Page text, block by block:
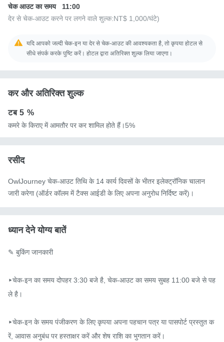
चेक आउट का समय
11:00
देर से चेक-आउट करने पर लगने वाले शुल्क:NT$ 1,000/घंटे)
यदि आपको जल्दी चेक-इन या देर से चेक-आउट की आवश्यकता है, तो कृपया होटल से
सीधे संपर्क करके पुष्टि करें। होटल द्वारा अतिरिक्त शुल्क लिया जाएगा।
कर और अतिरिक्त शुल्क
टब5 %
कमरे के किराए में आमतौर पर कर शामिल होते हैं।5%
रसीद
OwlJourney चेक-आउट तिथि के 14 कार्य दिवसों के भीतर इलेक्ट्रॉनिक चालान
जारी करेगा (ऑर्डर कॉलम में टैक्स आईडी के लिए अपना अनुरोध निर्दिष्ट करें)।
ध्यान देने योग्य बातें
✎ बुकिंग जानकारी
▸चेक-इन का समय दोपहर 3:30 बजे है, चेक-आउट का समय सुबह 11:00 बजे से पह
ले है।
▸चेक-इन के समय पंजीकरण के लिए कृपया अपना पहचान पत्र या पासपोर्ट प्रस्तुत क
रें, आवास अनुबंध पर हस्ताक्षर करें और शेष राशि का भुगतान करें।